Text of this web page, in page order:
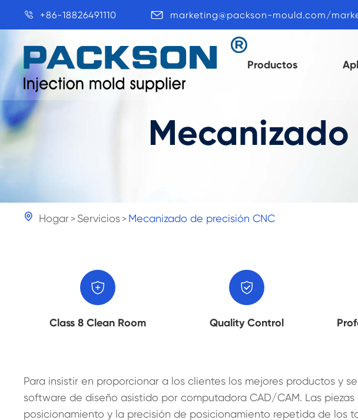
 +86-18826491110  marketing@packson-mould.com/
Productos
 Hogar Servicios Mecanizado de precisión CNC

Class 8 Clean Room

Quality Control
Para insistir en proporcionar a los clientes los mejores productos y
software de diseño asistido por computadora CAD/CAM. Las
posicionamiento y la precisión de posicionamiento repetida de los